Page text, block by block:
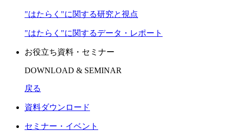
"はたらく"に関する研究と視点
"はたらく"に関するデータ・レポート
お役立ち資料・セミナー
DOWNLOAD & SEMINAR
戻る
資料ダウンロード
セミナー・イベント